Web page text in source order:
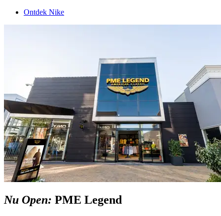
Ontdek Nike
Nu Open: PME Legend